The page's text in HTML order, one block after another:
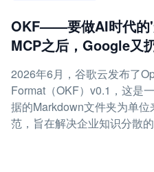
OKF——要做AI时代的
MCP之后，Google又
2026年6月，谷歌云发布了
Format（OKF）v0.1，这是
据的Markdown文件夹为单
范，旨在解决企业知识分散的